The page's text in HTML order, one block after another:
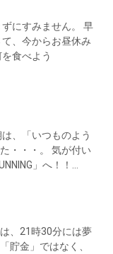
にすみません。 早
、今からお昼休み
食べよう
、「いつものよう
・・・。 気が付い
」へ！！...
、21時30分には夢
貯金」ではなく、